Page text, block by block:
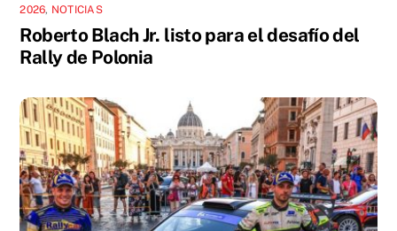
2026, NOTICIAS
Roberto Blach Jr. listo para el desafío del
Rally de Polonia